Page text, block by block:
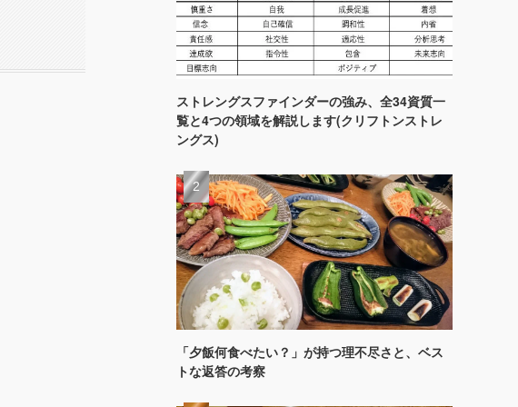
ストレングスファインダーの強み、全34資質一
覧と4つの領域を解説します(クリフトンストレ
ングス)
「夕飯何食べたい？」が持つ理不尽さと、ベス
トな返答の考察